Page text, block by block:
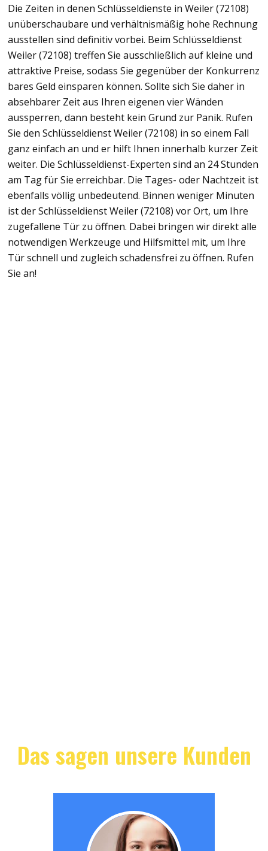
Die Zeiten in denen Schlüsseldienste in Weiler (72108)
unüberschaubare und verhältnismäßig hohe Rechnung
ausstellen sind definitiv vorbei. Beim Schlüsseldienst
Weiler (72108) treffen Sie ausschließlich auf kleine und
attraktive Preise, sodass Sie gegenüber der Konkurrenz
bares Geld einsparen können. Sollte sich Sie daher in
absehbarer Zeit aus Ihren eigenen vier Wänden
aussperren, dann besteht kein Grund zur Panik. Rufen
Sie den Schlüsseldienst Weiler (72108) in so einem Fall
ganz einfach an und er hilft Ihnen innerhalb kurzer Zeit
weiter. Die Schlüsseldienst-Experten sind an 24 Stunden
am Tag für Sie erreichbar. Die Tages- oder Nachtzeit ist
ebenfalls völlig unbedeutend. Binnen weniger Minuten
ist der Schlüsseldienst Weiler (72108) vor Ort, um Ihre
zugefallene Tür zu öffnen. Dabei bringen wir direkt alle
notwendigen Werkzeuge und Hilfsmittel mit, um Ihre
Tür schnell und zugleich schadensfrei zu öffnen. Rufen
Sie an!
Das sagen unsere Kunden